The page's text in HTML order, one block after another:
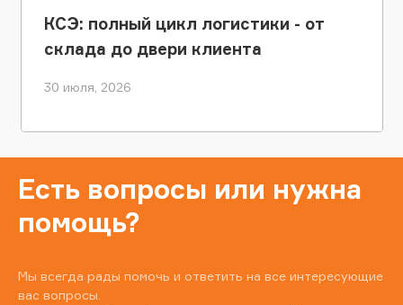
КСЭ: полный цикл логистики - от
склада до двери клиента
30 июля, 2026
Есть вопросы или нужна
помощь?
Мы всегда рады помочь и ответить на все интересующие
вас вопросы.